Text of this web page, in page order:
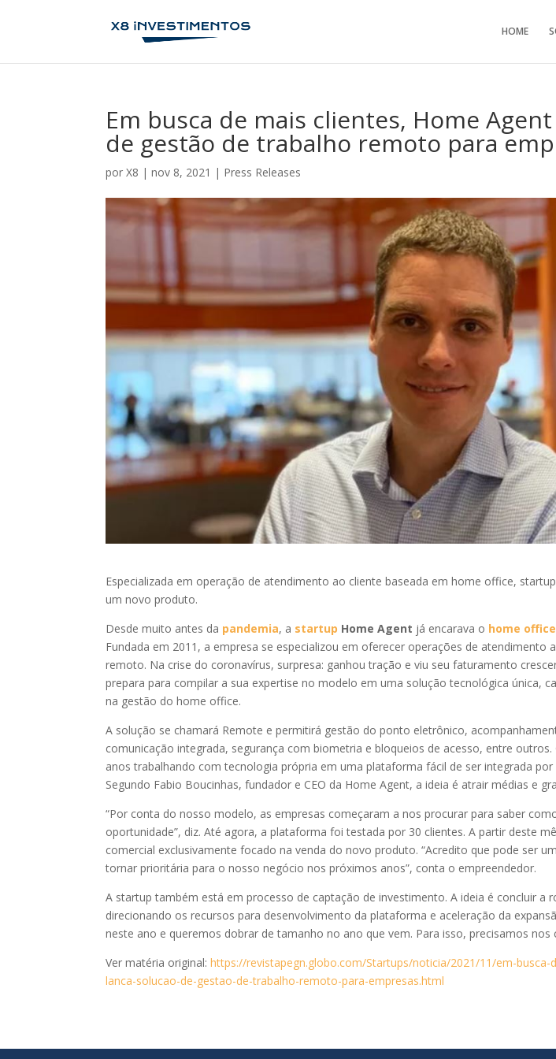
HOME
Em busca de mais clientes, Home
de gestão de trabalho remoto para
porX8 |nov 8, 2021 | Press Releases
Especializada em operação de atendimento ao cliente baseada em home office,
um novo produto.
Desde muito antes da pandemia, a startup Home Agent já encarava o home office
Fundada em 2011, a empresa se especializou em oferecer operações de atendimento
remoto. Na crise do coronavírus, surpresa: ganhou tração e viu seu faturamento
prepara para compilar a sua expertise no modelo em uma solução tecnológica única,
na gestão do home office.
A solução se chamará Remote e permitirá gestão do ponto eletrônico,
comunicação integrada, segurança com biometria e bloqueios de acesso, entre
anos trabalhando com tecnologia própria em uma plataforma fácil de ser integrada
Segundo Fabio Boucinhas, fundador e CEO da Home Agent, a ideia é atrair médias e
“Por conta do nosso modelo, as empresas começaram a nos procurar para saber
oportunidade”, diz. Até agora, a plataforma foi testada por 30 clientes. A partir deste
comercial exclusivamente focado na venda do novo produto. “Acredito que pode ser
tornar prioritária para o nosso negócio nos próximos anos”, conta o empreendedor.
A startup também está em processo de captação de investimento. A ideia é concluir a
direcionando os recursos para desenvolvimento da plataforma e aceleração da
neste ano e queremos dobrar de tamanho no ano que vem. Para isso, precisamos nos
Ver matéria original:https://revistapegn.globo.com/Startups/noticia/2021/11/em-busca-
lanca-solucao-de-gestao-de-trabalho-remoto-para-empresas.html